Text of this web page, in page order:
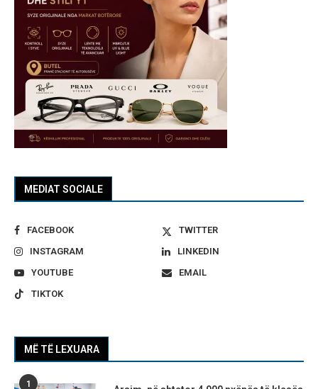
MEDIAT SOCIALE
FACEBOOK
TWITTER
INSTAGRAM
LINKEDIN
YOUTUBE
EMAIL
TIKTOK
MË TË LEXUARA
1